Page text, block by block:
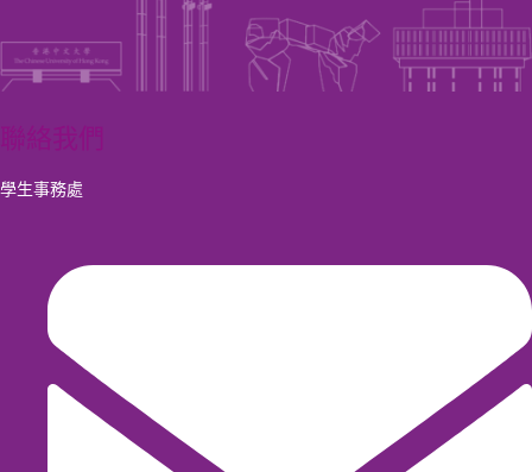
學生事務處